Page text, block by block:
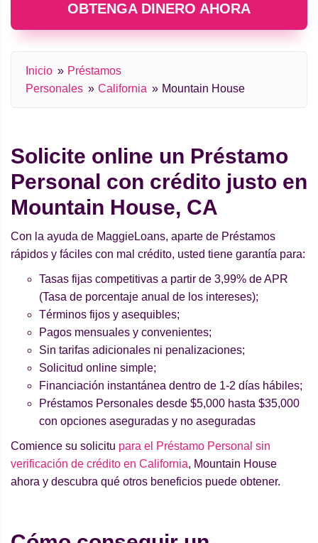
OBTENGA DINERO AHORA
Inicio
Préstamos
Personales
California Mountain House
Solicite online un Préstamo
Personal con crédito justo en
Mountain House, CA
Con la ayuda de MaggieLoans, aparte de Préstamos
rápidos y fáciles con mal crédito, usted tiene garantía para:
Tasas fijas competitivas a partir de 3,99% de APR
(Tasa de porcentaje anual de los intereses);
Términos fijos y asequibles;
Pagos mensuales y convenientes;
Sin tarifas adicionales ni penalizaciones;
Solicitud online simple;
Financiación instantánea dentro de 1-2 días hábiles;
Préstamos Personales desde $5,000 hasta $35,000
con opciones aseguradas y no aseguradas
Comience su solicitu para el Préstamo Personal sin
verificación de crédito en California, Mountain House
ahora y descubra qué otros beneficios puede obtener.